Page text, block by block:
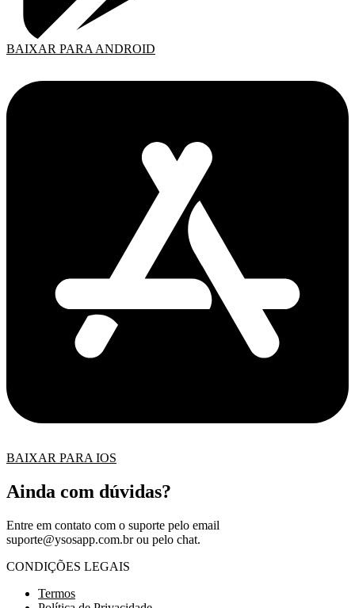
BAIXAR PARA ANDROID
BAIXAR PARA IOS
Ainda com dúvidas?
Entre em contato com o suporte pelo email
suporte@ysosapp.com.brou pelo chat.
CONDIÇÕES LEGAIS
Termos